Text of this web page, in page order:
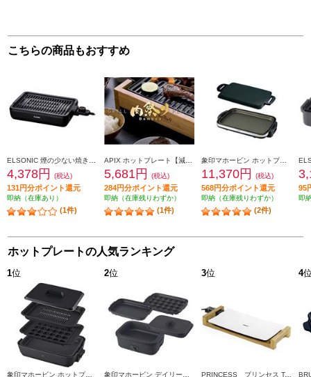
こちらの商品もおすすめ
4,378円 (税込)
131円分ポイント還元
即納（在庫あり）
(1件)
5,681円 (税込)
284円分ポイント還元
即納（在庫残りわずか）
(1件)
象印マホービン ホットプレート［ やきやき］[１枚タイプ/大型/遠赤ワイド横長大型平面プレート] EA-DF10
11,370円 (税込)
568円分ポイント還元
即納（在庫残りわずか）
(2件)
95
即
ホットプレートの人気ランキング
1位
象印マホービン ホットプレート［ 3枚タイプ/深型穴あきプレート/深型平面プレート/たこ焼きプレート/ チャコール] EA-HA30-HZ
2位 3位
PRINCESS プリンセス Table Grill Pure(テーブル グリル ピュア)【セラミックコーティング/遠赤外線/ホワイト】 103030
4